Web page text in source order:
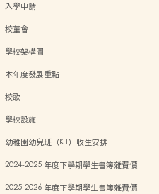
入學申請
校董會
學校架構圖
本年度發展重點
校歌
學校設施
幼稚園幼兒班（K1）收生安排
2024-2025 年度下學期學生書簿雜費價
2025-2026 年度下學期學生書簿雜費價